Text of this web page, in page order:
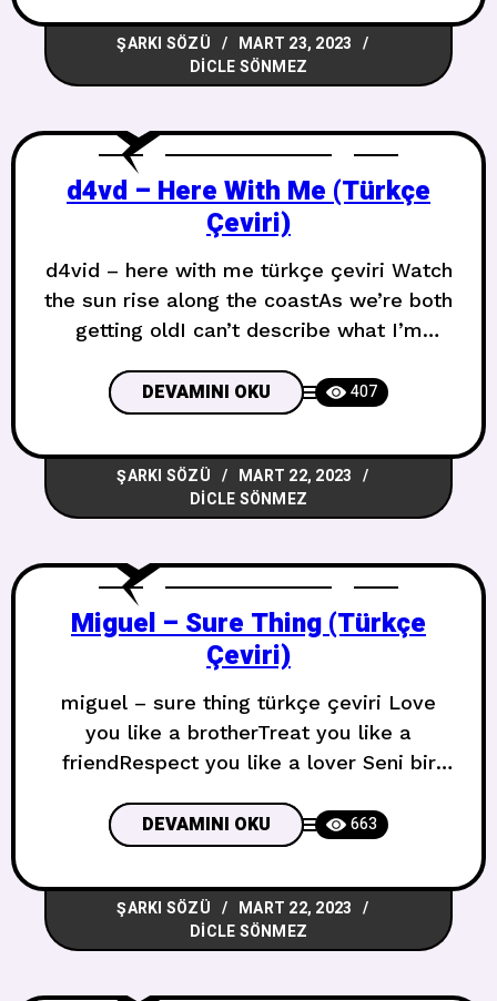
hatırlıyorum“Hey oğlum, hemen gel”
derdimVe yaptın, yaptın ve yaptın,
ŞARKI SÖZÜ
MART 23, 2023
DICLE SÖNMEZ
d4vd – Here With Me (Türkçe
Çeviri)
d4vid – here with me türkçe çeviri Watch
the sun rise along the coastAs we’re both
getting oldI can’t describe what I’m
homeSo please don’t let me goDon’t let
me go Sahil boyunca güneşin doğuşunu
izliyoruzİkimiz de yaşlandıkçaNe
hissettiğimi tarif edemiyorumVe tek
bildiğim eve gidiyoruzBu yüzden lütfen
DEVAMINI OKU 407
ŞARKI SÖZÜ
MART 22, 2023
DICLE SÖNMEZ
Miguel – Sure Thing (Türkçe
Çeviri)
miguel – sure thing türkçe çeviri Love
you like a brotherTreat you like a
friendRespect you like a lover Seni bir
davranıyorumSana bir sevgili gibi saygı
duyuyorum You could bet that, never
gotta sweat thatYou could bet that, never
gotta sweat thatYou could bet that, never
gotta sweat thatYou could
DEVAMINI OKU 663
ŞARKI SÖZÜ
MART 22, 2023
DICLE SÖNMEZ